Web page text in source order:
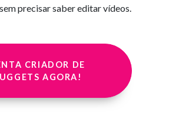
precisar saber editar vídeos.
CRIADOR DE
AGORA!